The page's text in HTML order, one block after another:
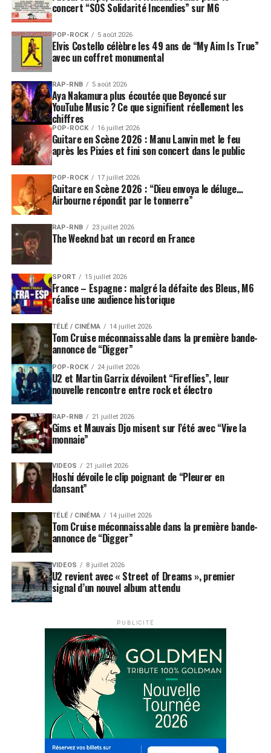
concert “SOS Solidarité Incendies” sur M6
POP-ROCK 5 août 2026
Elvis Costello célèbre les 49 ans de “My Aim Is True”
avec un coffret monumental
RAP-RNB 5 août 2026
Aya Nakamura plus écoutée que Beyoncé sur
YouTube Music ? Ce que signifient réellement les
chiffres
POP-ROCK 16 juillet 2026
Guitare en Scène 2026 : Manu Lanvin met le feu
après les Pixies et fini son concert dans le public
POP-ROCK 17 juillet 2026
Guitare en Scène 2026 : “Dieu envoya le déluge…
Airbourne répondit par le tonnerre”
RAP-RNB 23 juillet 2026
The Weeknd bat un record en France
SPORT 15 juillet 2026
France – Espagne : malgré la défaite des Bleus, M6
réalise une audience historique
TÉLÉ / CINÉMA 14 juillet 2026
Tom Cruise méconnaissable dans la première bande-
annonce de “Digger”
POP-ROCK 24 juillet 2026
U2 et Martin Garrix dévoilent “Fireflies”, leur
nouvelle rencontre entre rock et électro
RAP-RNB 21 juillet 2026
Gims et Mauvais Djo misent sur l’été avec “Vive la
monnaie”
VIDEOS 21 juillet 2026
Hoshi dévoile le clip poignant de “Pleurer en
dansant”
TÉLÉ / CINÉMA 14 juillet 2026
Tom Cruise méconnaissable dans la première bande-
annonce de “Digger”
VIDEOS 8 juillet 2026
U2 revient avec « Street of Dreams », premier
signal d’un nouvel album attendu
PUBLICITÉ